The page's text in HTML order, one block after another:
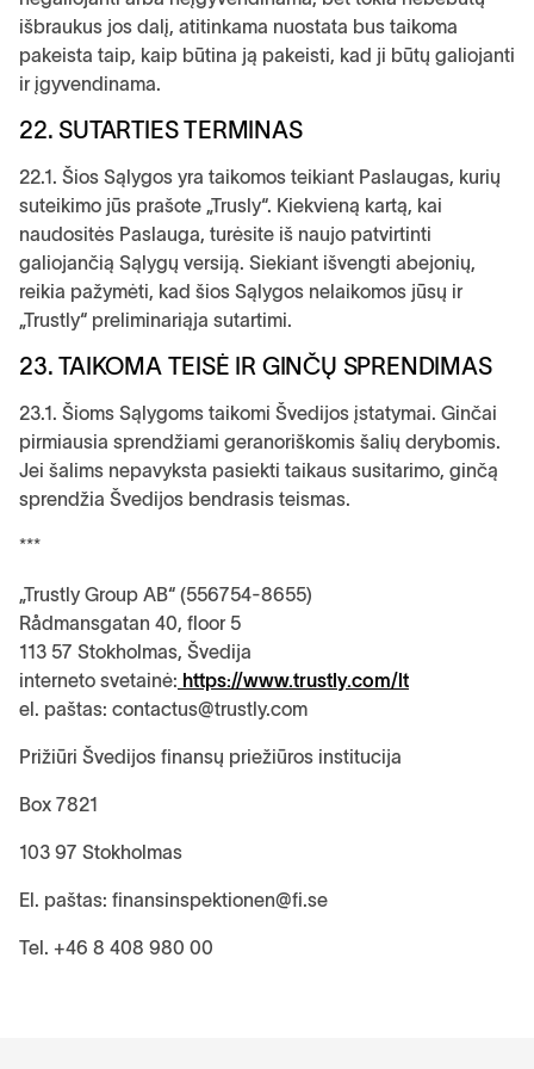
išbraukus jos dalį, atitinkama nuostata bus taikoma
pakeista taip, kaip būtina ją pakeisti, kad ji būtų galiojanti
ir įgyvendinama.
22. SUTARTIES TERMINAS
22.1. Šios Sąlygos yra taikomos teikiant Paslaugas, kurių
suteikimo jūs prašote „Trusly“. Kiekvieną kartą, kai
naudositės Paslauga, turėsite iš naujo patvirtinti
galiojančią Sąlygų versiją. Siekiant išvengti abejonių,
reikia pažymėti, kad šios Sąlygos nelaikomos jūsų ir
„Trustly“ preliminariąja sutartimi.
23. TAIKOMA TEISĖ IR GINČŲ SPRENDIMAS
23.1. Šioms Sąlygoms taikomi Švedijos įstatymai. Ginčai
pirmiausia sprendžiami geranoriškomis šalių derybomis.
Jei šalims nepavyksta pasiekti taikaus susitarimo, ginčą
sprendžia Švedijos bendrasis teismas.
***
„Trustly Group AB“ (556754-8655)
Rådmansgatan 40, floor 5
113 57 Stokholmas, Švedija
interneto svetainė: https://www.trustly.com/lt
el. paštas: contactus@trustly.com
Prižiūri Švedijos finansų priežiūros institucija
Box 7821
103 97 Stokholmas
El. paštas: finansinspektionen@fi.se
Tel. +46 8 408 980 00